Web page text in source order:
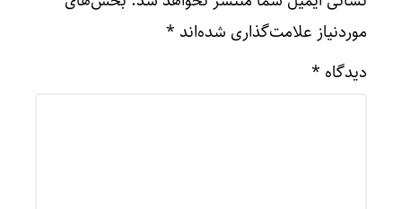
موردنیاز علامت‌گذاری شده‌اند *
دیدگاه *